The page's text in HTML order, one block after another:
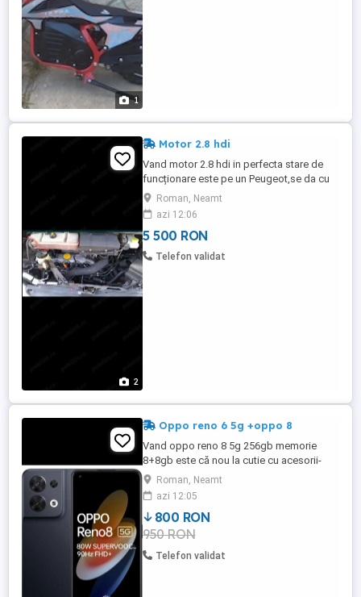
1
2
Motor 2.8 hdi
Vand motor 2.8 hdi in perfecta stare de
funcționare este pe un Peugeot,se da cu
probă,are 200 și ceva de km reali ,
pornește sfert rece- cald Zero șapte 7 doi
unu 7 patru 7 șase opt
Roman, Neamt
azi 12:06
5 500 RON
Telefon validat
Oppo reno 6 5g +oppo 8
Vand oppo reno 8 5g 256gb memorie
8+8gb este că nou la cutie cu acesorii-
pret 800 lei Livrez in toată țara zero 7 șase
7 trei opt cinci 7 patru cinci ...ceas
inteligent cadou oppo ca nou
Roman, Neamt
azi 12:05
800 RON
950 RON
Telefon validat